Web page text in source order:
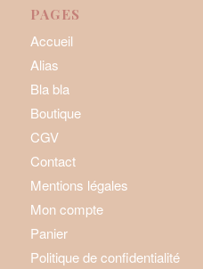
PAGES
Accueil
Alias
Bla bla
Boutique
CGV
Contact
Mentions légales
Mon compte
Panier
Politique de confidentialité